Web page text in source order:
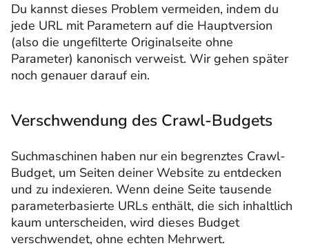
Du kannst dieses Problem vermeiden, indem du
jede URL mit Parametern auf die Hauptversion
(also die ungefilterte Originalseite ohne
Parameter) kanonisch verweist. Wir gehen später
noch genauer darauf ein.
Verschwendung des Crawl-Budgets
Suchmaschinen haben nur ein begrenztes Crawl-
Budget, um Seiten deiner Website zu entdecken
und zu indexieren. Wenn deine Seite tausende
parameterbasierte URLs enthält, die sich inhaltlich
kaum unterscheiden, wird dieses Budget
verschwendet, ohne echten Mehrwert.